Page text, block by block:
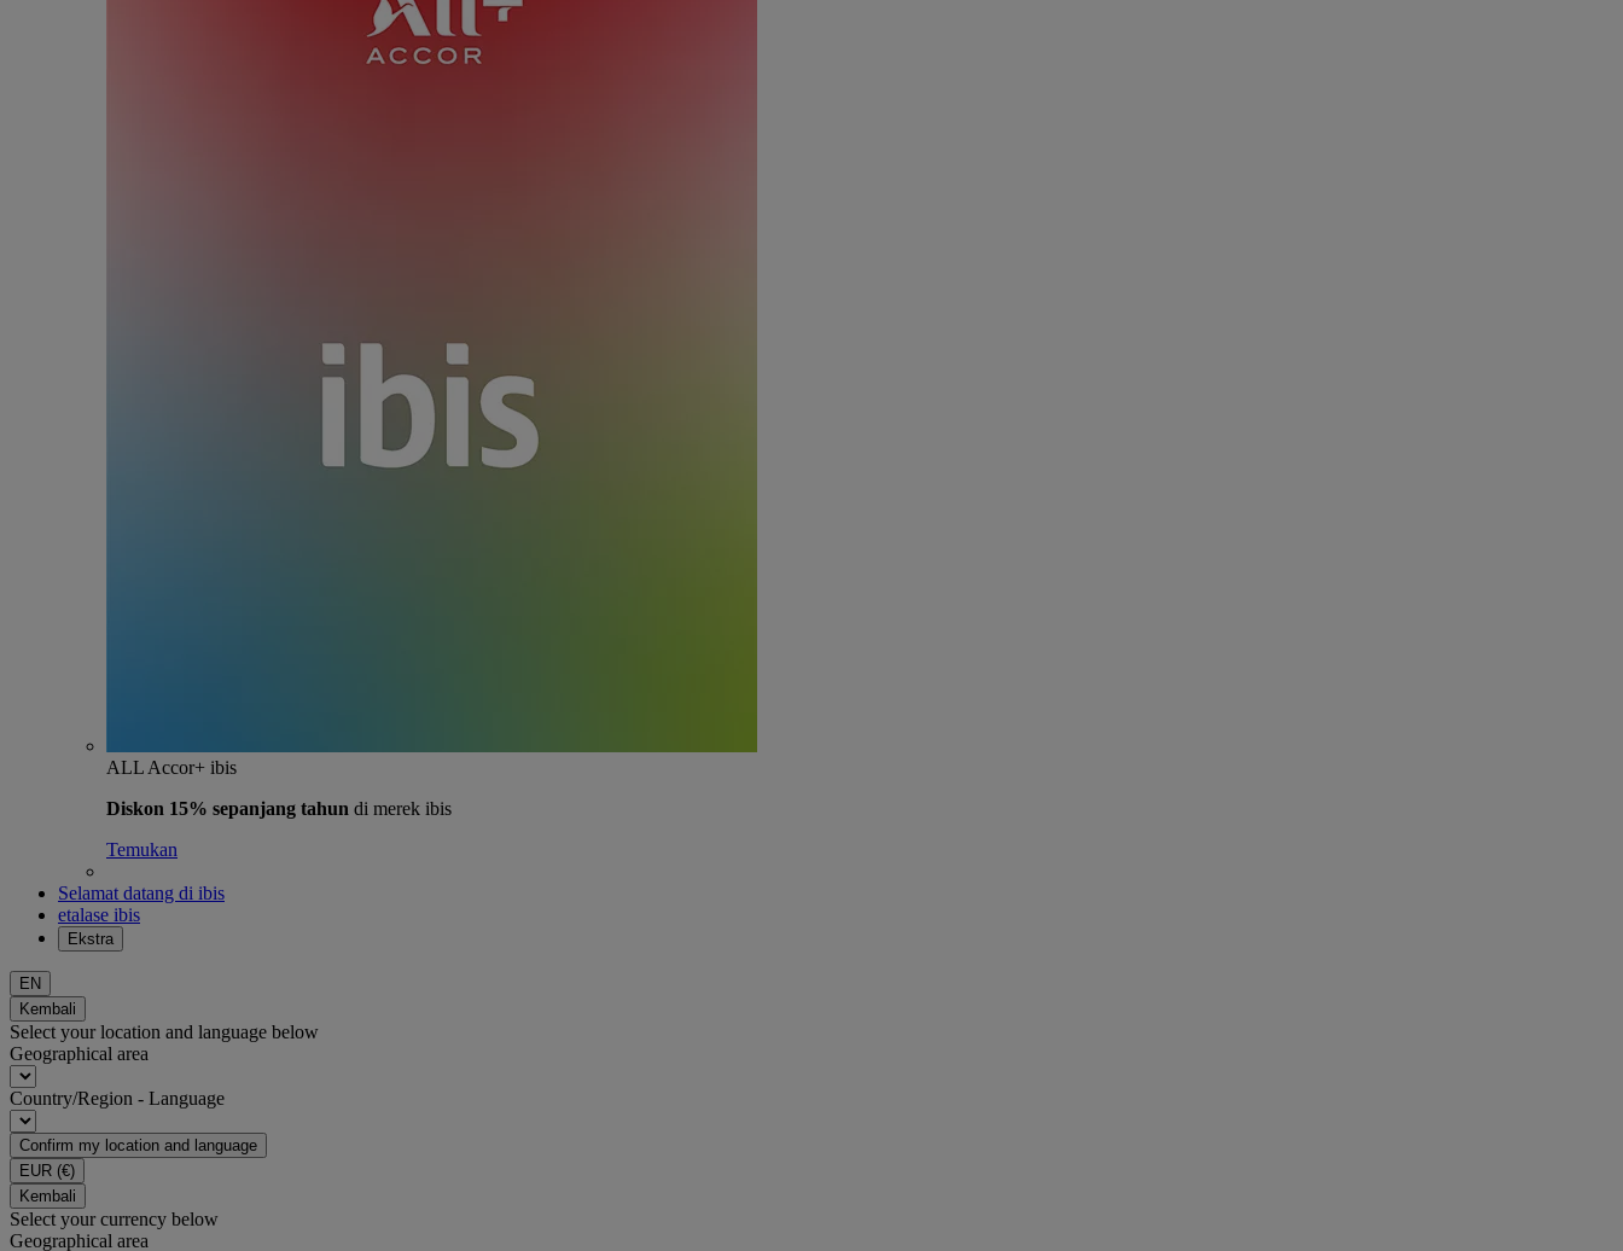
ALL Accor+ ibis
Diskon 15% sepanjang tahun di merek ibis
Temukan
Selamat datang di ibis
etalase ibis
Ekstra
EN
Kembali
Select your location and language below
Geographical area
Country/Region - Language
Confirm my location and language
EUR (€)
Kembali
Select your currency below
Geographical area